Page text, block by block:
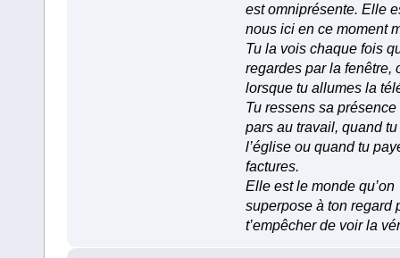
est omniprésente. Elle
nous ici en ce moment
Tu la vois chaque fois
regardes par la fenêtre,
lorsque tu allumes la
Tu ressens sa
pars au travail, quand
l’église ou quand tu
factures.
Elle est le monde qu’on
superpose à ton regard
t’empêcher de voir la